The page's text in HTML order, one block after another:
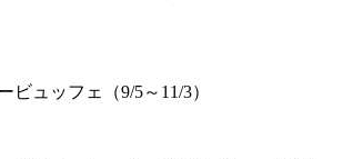
ビュッフェ（9/5～11/3）